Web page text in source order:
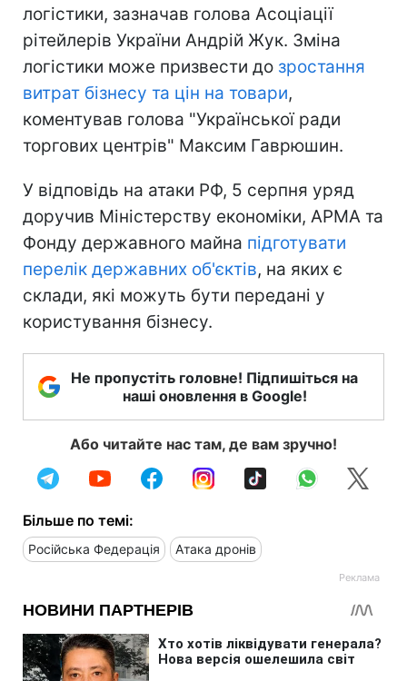
логістики, зазначав голова Асоціації
рітейлерів України Андрій Жук. Зміна
логістики може призвести до зростання
витрат бізнесу та цін на товари,
коментував голова "Української ради
торгових центрів" Максим Гаврюшин.
У відповідь на атаки РФ, 5 серпня уряд
доручив Міністерству економіки, АРМА та
Фонду державного майна підготувати
перелік державних об'єктів, на яких є
склади, які можуть бути передані у
користування бізнесу.
Не пропустіть головне! Підпишіться на
наші оновлення в Google!
Або читайте нас там, де вам зручно!
Більше по темі:
Російська Федерація Атака дронів